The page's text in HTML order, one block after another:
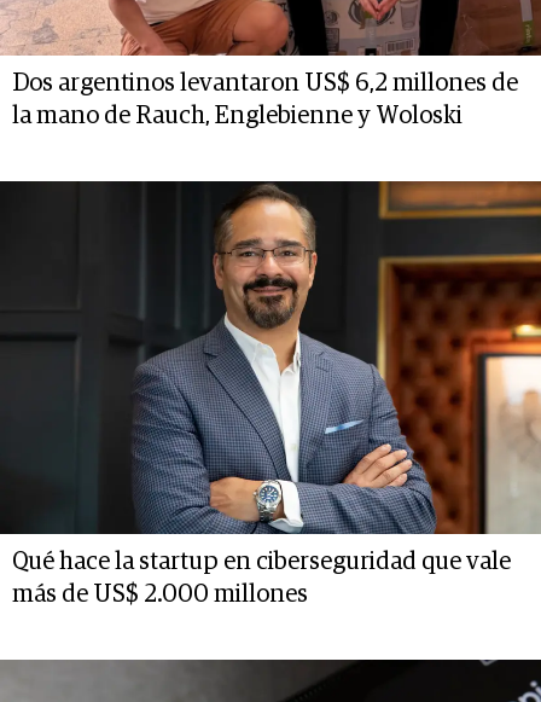
Dos argentinos levantaron US$ 6,2 millones de
la mano de Rauch, Englebienne y Woloski
Qué hace la startup en ciberseguridad que vale
más de US$ 2.000 millones